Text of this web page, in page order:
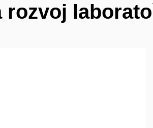
rozvoj